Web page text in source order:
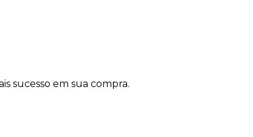
sucesso em sua compra.